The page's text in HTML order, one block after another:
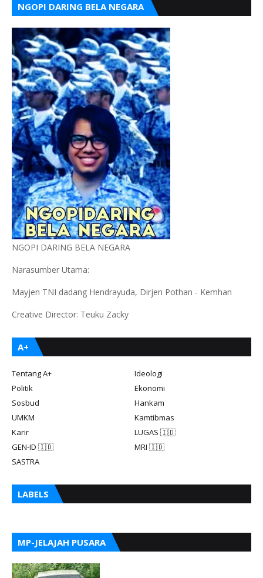
NGOPI DARING BELA NEGARA
NGOPI DARING BELA NEGARA
Narasumber Utama:
Mayjen TNI dadang Hendrayuda, Dirjen Pothan - Kemhan
Creative Director: Teuku Zacky
A+
Tentang A+
Ideologi
Politik
Ekonomi
Sosbud
Hankam
UMKM
Kamtibmas
Karir
LUGAS 🇮🇩
GEN-ID 🇮🇩
MRI 🇮🇩
SASTRA
LABELS
MP-JELAJAH PUSARA